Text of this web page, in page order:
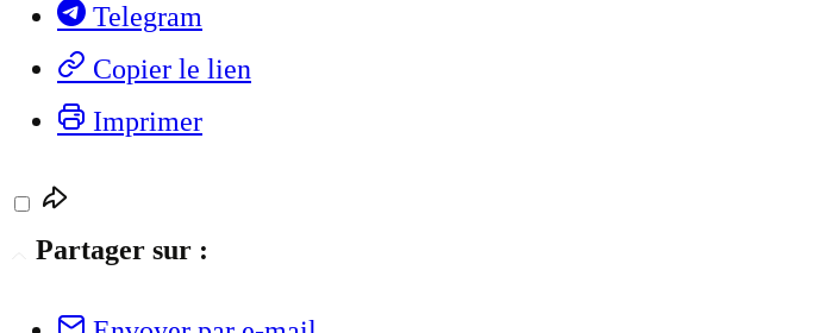
Telegram
Copier le lien
Imprimer
Partager sur :